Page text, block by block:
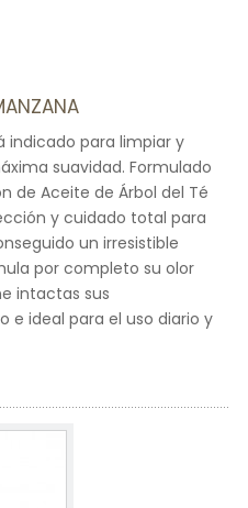
indicado para limpiar y
suavidad. Formulado
de Aceite de Árbol del Té
y cuidado total para
un irresistible
por completo su olor
intactas sus
e ideal para el uso diario y